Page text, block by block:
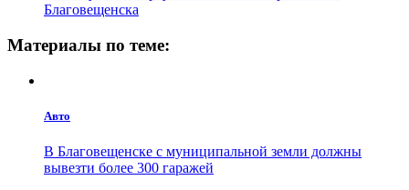
Благовещенска
Материалы по теме:
Авто
В Благовещенске с муниципальной земли должны
вывезти более 300 гаражей